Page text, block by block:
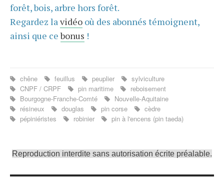
forêt, bois, arbre hors forêt.
Regardez lavidéo où des abonnés témoignent,
ainsi que cebonus !
chêne feuillus peuplier
sylviculture
CNPF / CRPF
pin maritime
reboisement
Bourgogne-Franche-Comté
Nouvelle-Aquitaine
résineux
douglas pin corse
cèdre
pépiniéristes
robinier pin à l'encens (pin taeda)
Reproduction interdite sans autorisation écrite préalable.